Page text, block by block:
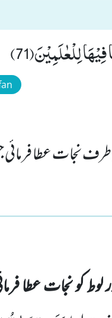
لِلْعٰلَمِیْنَ(71)
نجات عطا
کو نجات عطا